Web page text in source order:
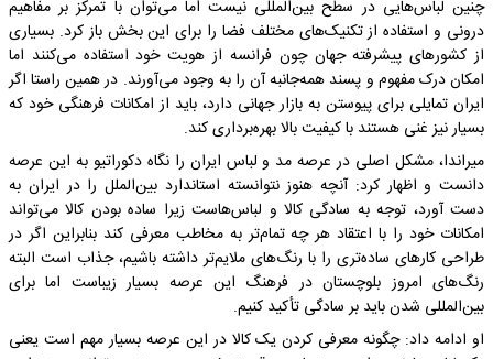
چنین لباس‌هایی در سطح بین‌المللی نیست اما می‌توان با تمرکز بر مفاهیم
درونی و استفاده از تکنیک‌های مختلف فضا را برای این بخش باز کرد. بسیاری
از کشورهای پیشرفته جهان چون فرانسه از هویت خود استفاده می‌کنند اما
امکان درک مفهوم و پسند همه‌جانبه آن را به وجود می‌آورند. در همین راستا اگر
ایران تمایلی برای پیوستن به بازار جهانی دارد، باید از امکانات فرهنگی خود که
بسیار نیز غنی هستند با کیفیت بالا بهره‌برداری کند.
میراندا، مشکل اصلی در عرصه مد و لباس ایران را نگاه دکوراتیو به این عرصه
دانست و اظهار کرد: آنچه هنوز نتوانسته استاندارد بین‌الملل را در ایران به
دست آورد، توجه به سادگی کالا و لباس‌هاست زیرا ساده بودن کالا می‌تواند
امکانات خود را با اعتقاد هر چه تمام‌تر به مخاطب معرفی کند بنابراین اگر در
طراحی کارهای ساده‌تری را با رنگ‌های ملایم‌تر داشته باشیم، جذاب است البته
رنگ‌های امروز بلوچستان در فرهنگ این عرصه بسیار زیباست اما برای
بین‌المللی شدن باید بر سادگی تأکید کنیم.
او ادامه داد: چگونه معرفی کردن یک کالا در این عرصه بسیار مهم است یعنی